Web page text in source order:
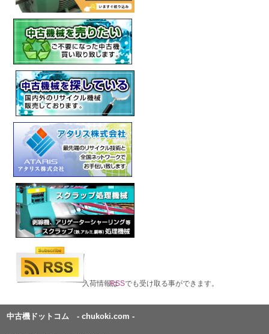
入荷情報はRSSでも受け取る事ができます。
中古機ドットコム - chukoki.com -